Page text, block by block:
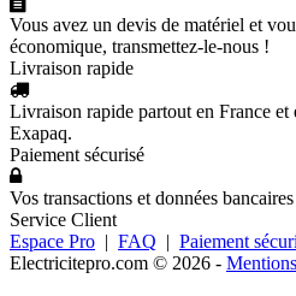
Vous avez un devis de matériel et
économique, transmettez-le-nous !
Livraison rapide
Livraison rapide partout en France
Exapaq.
Paiement sécurisé
Vos transactions et données
Service Client
Espace Pro | FAQ | Paiement
Electricitepro.com © 2026 -